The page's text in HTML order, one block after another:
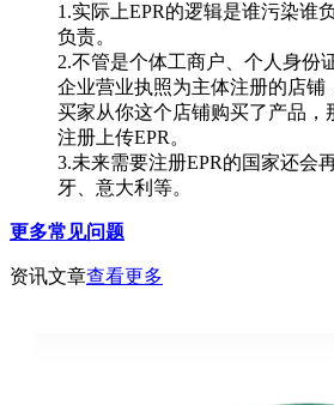
1.实际上EPR的逻辑是谁污染谁
负责。
2.不管是个体工商户、个人身份
企业营业执照为主体注册的店铺
买家从你这个店铺购买了产品，
注册上传EPR。
3.未来需要注册EPR的国家还会
牙、意大利等。
更多常见问题
资讯文章查看更多